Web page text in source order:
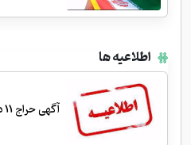
اطلاعیه ها
آگهی حراج 11 دستگاه ماشین آلات عمرانی